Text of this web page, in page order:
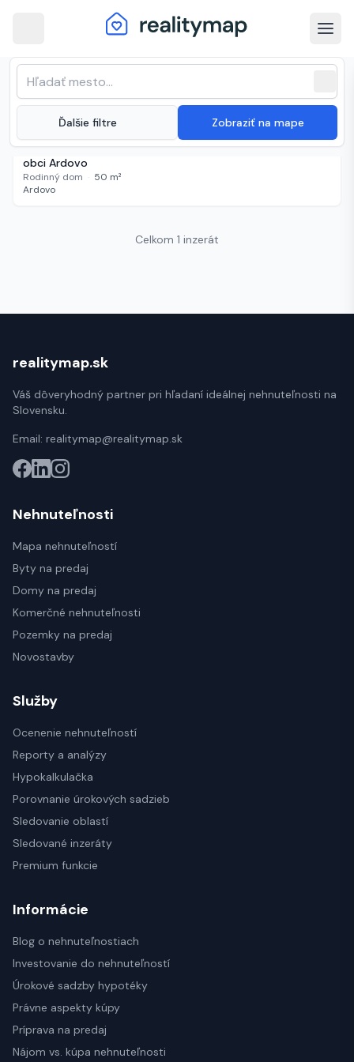
Ďalšie filtre Zobraziť na mape
Ardovo · Najnovšie nehnuteľnosti na
predaj
(1 inzerát)
Zoradenie zoznamu
467 dní
52 000 €
Chalupa so začatou rekonštrukciou v malebnej koncovej
obci Ardovo
Rodinný dom · 50 m²
Ardovo
Celkom 1 inzerát
realitymap.sk
Váš dôveryhodný partner pri hľadaní ideálnej nehnuteľnosti na
Slovensku.
Email: realitymap@realitymap.sk
Nehnuteľnosti
Mapa nehnuteľností
Byty na predaj
Domy na predaj
Komerčné nehnuteľnosti
Pozemky na predaj
Novostavby
Služby
Ocenenie nehnuteľností
Reporty a analýzy
Hypokalkulačka
Porovnanie úrokových sadzieb
Sledovanie oblastí
Sledované inzeráty
Premium funkcie
Informácie
Blog o nehnuteľnostiach
Investovanie do nehnuteľností
Úrokové sadzby hypotéky
Právne aspekty kúpy
Príprava na predaj
Nájom vs. kúpa nehnuteľnosti